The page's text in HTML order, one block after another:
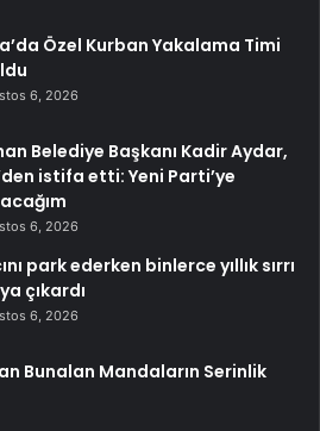
Özel Kurban Yakalama Timi
6, 2026
Belediye Başkanı Kadir Aydar,
istifa etti: Yeni Parti’ye
6, 2026
park ederken binlerce yıllık sırrı
çıkardı
6, 2026
Bunalan Mandaların Serinlik